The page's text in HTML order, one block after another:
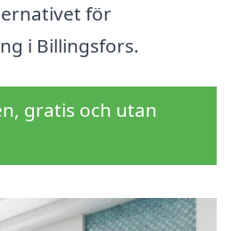
för
i Billingsfors.
gratis och utan